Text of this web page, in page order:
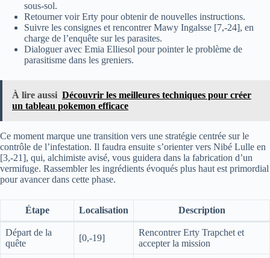
sous-sol.
Retourner voir Erty pour obtenir de nouvelles instructions.
Suivre les consignes et rencontrer Mawy Ingalsse [7,-24], en
charge de l’enquête sur les parasites.
Dialoguer avec Emia Elliesol pour pointer le problème de
parasitisme dans les greniers.
À lire aussi Découvrir les meilleures techniques pour créer
un tableau pokemon efficace
Ce moment marque une transition vers une stratégie centrée sur le
contrôle de l’infestation. Il faudra ensuite s’orienter vers Nibé Lulle en
[3,-21], qui, alchimiste avisé, vous guidera dans la fabrication d’un
vermifuge. Rassembler les ingrédients évoqués plus haut est primordial
pour avancer dans cette phase.
Étape Localisation Description
Départ de la
quête
[0,-19]
Rencontrer Erty Trapchet et
accepter la mission